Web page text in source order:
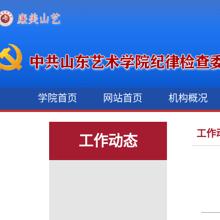
学院首页 网站首页 机构概况
工作动态 工作